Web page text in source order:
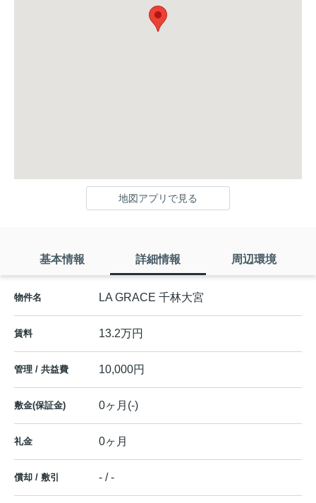
地図アプリで見る
基本情報 詳細情報 周辺環境
物件名 LA GRACE 千林大宮
賃料 13.2万円
管理 / 共益費 10,000円
敷金(保証金) 0ヶ月(-)
礼金 0ヶ月
償却 / 敷引 - / -